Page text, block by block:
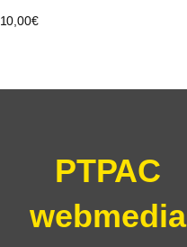
10,00€
PTPAC
webmedia